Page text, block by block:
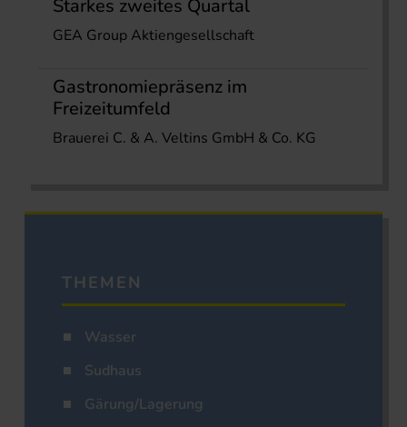
Starkes zweites Quartal
GEA Group Aktiengesellschaft
Gastronomiepräsenz im
Freizeitumfeld
Brauerei C. & A. Veltins GmbH & Co. KG
THEMEN
Wasser
Sudhaus
Gärung/Lagerung